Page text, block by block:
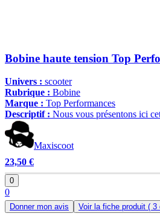
Bobine haute tension Top
Univers : scooter
Rubrique : Bobine
Marque : Top Performances
Descriptif : Nous vous présentons ici
Maxiscoot
23,50 €
0
0
Donner mon avis Voir la fiche produit ( 3